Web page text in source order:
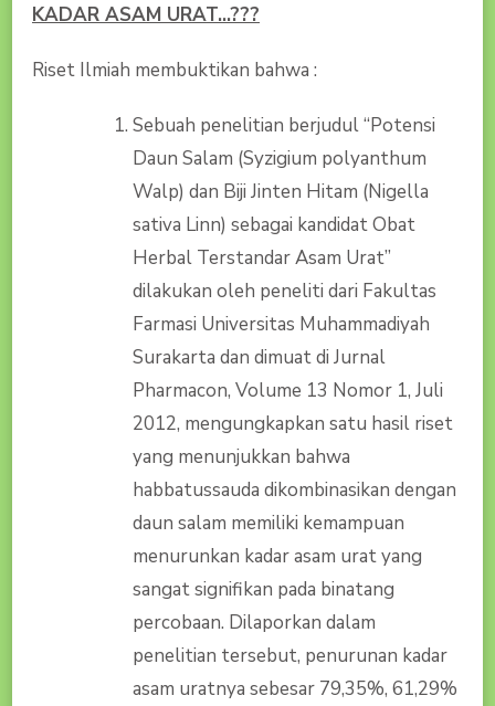
KADAR ASAM URAT…???
Riset Ilmiah membuktikan bahwa :
Sebuah penelitian berjudul “Potensi
Daun Salam (Syzigium polyanthum
Walp) dan Biji Jinten Hitam (Nigella
sativa Linn) sebagai kandidat Obat
Herbal Terstandar Asam Urat”
dilakukan oleh peneliti dari Fakultas
Farmasi Universitas Muhammadiyah
Surakarta dan dimuat di Jurnal
Pharmacon, Volume 13 Nomor 1, Juli
2012, mengungkapkan satu hasil riset
yang menunjukkan bahwa
habbatussauda dikombinasikan dengan
daun salam memiliki kemampuan
menurunkan kadar asam urat yang
sangat signifikan pada binatang
percobaan. Dilaporkan dalam
penelitian tersebut, penurunan kadar
asam uratnya sebesar 79,35%, 61,29%